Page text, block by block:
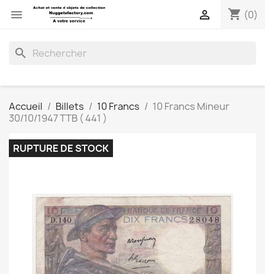
 shopping_cart (0)

search
Accueil Billets 10 Francs
10 Francs Mineur
30/10/1947 TTB ( 441 )
RUPTURE DE STOCK